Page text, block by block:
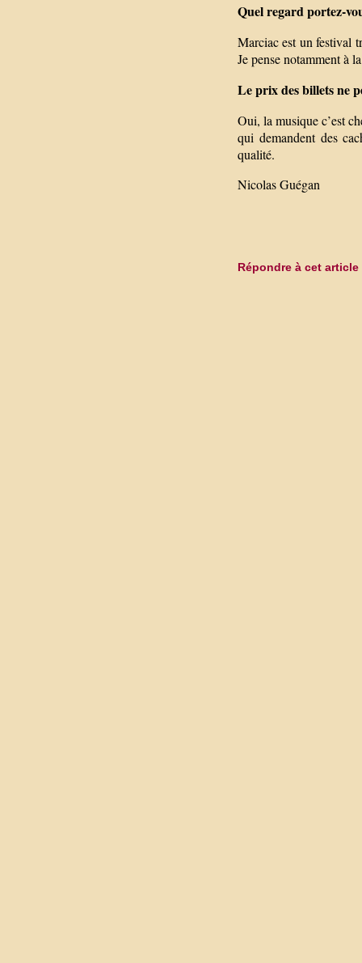
Quel regard portez-
Marciac est un festival
Je pense notamment à
Le prix des billets ne
Oui, la musique c’est
qui demandent des
qualité.
Nicolas Guégan
Répondre à cet article